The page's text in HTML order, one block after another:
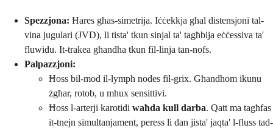
Spezzjona: Ħares għas-simetrija. Iċċekkja għal distensjoni tal-
vina jugulari (JVD), li tista' tkun sinjal ta' tagħbija eċċessiva ta'
fluwidu. It-trakea għandha tkun fil-linja tan-nofs.
Palpazzjoni:
Ħoss bil-mod il-lymph nodes fil-grix. Għandhom ikunu
żgħar, rotob, u mhux sensittivi.
Ħoss l-arterji karotidi waħda kull darba. Qatt ma tagħfas
it-tnejn simultanjament, peress li dan jista' jaqta' l-fluss tad-